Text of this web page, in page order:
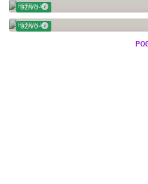
UŽIVO
PETRINJA
UŽIVO
CENTAR PETRINJE NAKON
PETRINJA